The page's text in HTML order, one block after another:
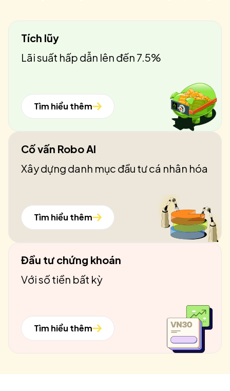
Tích lũy
Lãi suất hấp dẫn lên đến 7.5%
Tìm hiểu thêm
Cố vấn Robo AI
Xây dựng danh mục đầu tư cá nhân hóa
Tìm hiểu thêm
Đầu tư chứng khoán
Với số tiền bất kỳ
Tìm hiểu thêm